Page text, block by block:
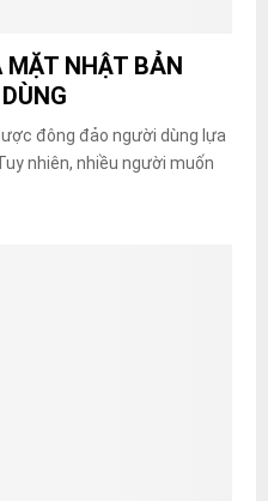
MẶT NHẬT BẢN
đông đảo người dùng lựa
nhiên, nhiều người muốn